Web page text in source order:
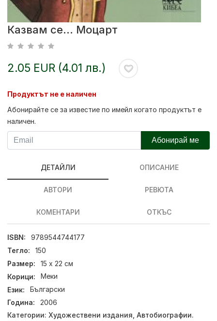
Казвам се... Моцарт
2.05 EUR (4.01 лв.)
Продуктът не е наличен
Абонирайте се за известие по имейл когато продуктът е
наличен.
Абонирай ме
ДЕТАЙЛИ ОПИСАНИЕ
АВТОРИ РЕВЮТА
КОМЕНТАРИ ОТКЪС
ISBN:
9789544744177
Тегло:
150
Размер:
15 х 22 см
Корици:
Меки
Език:
Български
Година:
2006
Категории: Художествени издания Автобиографии.